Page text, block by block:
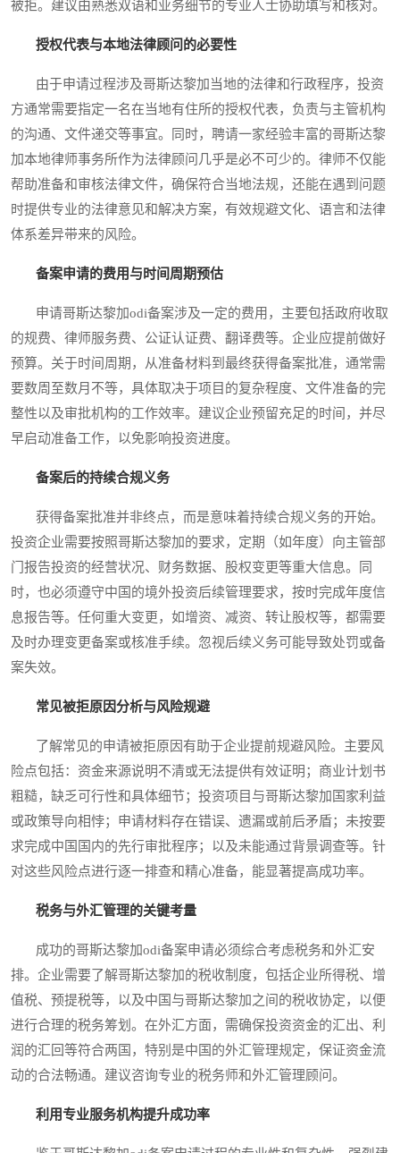
被拒。建议由熟悉双语和业务细节的专业人士协助填写和核对。
授权代表与本地法律顾问的必要性
由于申请过程涉及哥斯达黎加当地的法律和行政程序，投资
方通常需要指定一名在当地有住所的授权代表，负责与主管机构
的沟通、文件递交等事宜。同时，聘请一家经验丰富的哥斯达黎
加本地律师事务所作为法律顾问几乎是必不可少的。律师不仅能
帮助准备和审核法律文件，确保符合当地法规，还能在遇到问题
时提供专业的法律意见和解决方案，有效规避文化、语言和法律
体系差异带来的风险。
备案申请的费用与时间周期预估
申请哥斯达黎加odi备案涉及一定的费用，主要包括政府收取
的规费、律师服务费、公证认证费、翻译费等。企业应提前做好
预算。关于时间周期，从准备材料到最终获得备案批准，通常需
要数周至数月不等，具体取决于项目的复杂程度、文件准备的完
整性以及审批机构的工作效率。建议企业预留充足的时间，并尽
早启动准备工作，以免影响投资进度。
备案后的持续合规义务
获得备案批准并非终点，而是意味着持续合规义务的开始。
投资企业需要按照哥斯达黎加的要求，定期（如年度）向主管部
门报告投资的经营状况、财务数据、股权变更等重大信息。同
时，也必须遵守中国的境外投资后续管理要求，按时完成年度信
息报告等。任何重大变更，如增资、减资、转让股权等，都需要
及时办理变更备案或核准手续。忽视后续义务可能导致处罚或备
案失效。
常见被拒原因分析与风险规避
了解常见的申请被拒原因有助于企业提前规避风险。主要风
险点包括：资金来源说明不清或无法提供有效证明；商业计划书
粗糙，缺乏可行性和具体细节；投资项目与哥斯达黎加国家利益
或政策导向相悖；申请材料存在错误、遗漏或前后矛盾；未按要
求完成中国国内的先行审批程序；以及未能通过背景调查等。针
对这些风险点进行逐一排查和精心准备，能显著提高成功率。
税务与外汇管理的关键考量
成功的哥斯达黎加odi备案申请必须综合考虑税务和外汇安
排。企业需要了解哥斯达黎加的税收制度，包括企业所得税、增
值税、预提税等，以及中国与哥斯达黎加之间的税收协定，以便
进行合理的税务筹划。在外汇方面，需确保投资资金的汇出、利
润的汇回等符合两国，特别是中国的外汇管理规定，保证资金流
动的合法畅通。建议咨询专业的税务师和外汇管理顾问。
利用专业服务机构提升成功率